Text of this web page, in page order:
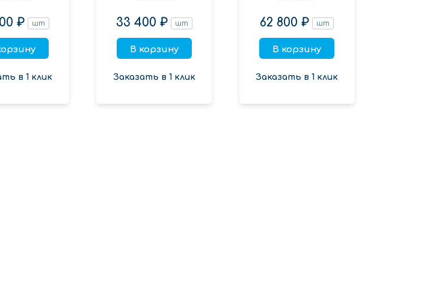
₽ шт
в 1 клик
33 400 ₽ шт
В корзину
Заказать в 1 клик
62 800 ₽ шт
В корзину
Заказать в 1 клик